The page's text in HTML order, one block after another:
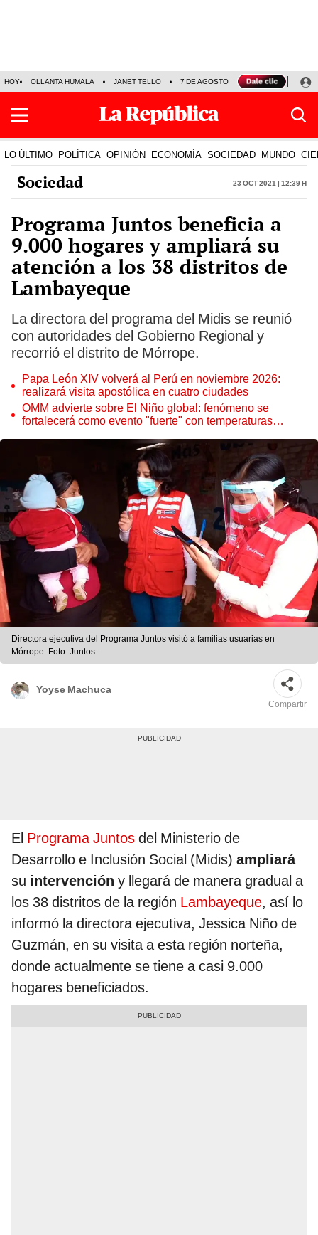
HOY OLLANTA HUMALA JANET TELLO 7 DE AGOSTO TINKA RESULTADOS
LO ÚLTIMO POLÍTICA OPINIÓN ECONOMÍA SOCIEDAD MUNDO
Sociedad 23 Oct 2021 | 12:39 h
Programa Juntos beneficia a
9.000 hogares y ampliará su
atención a los 38 distritos de
Lambayeque
La directora del programa del Midis se reunió
con autoridades del Gobierno Regional y
recorrió el distrito de Mórrope.
Papa León XIV volverá al Perú en noviembre 2026:
realizará visita apostólica en cuatro ciudades
OMM advierte sobre El Niño global: fenómeno se
fortalecerá como evento "fuerte" con temperaturas
Directora ejecutiva del Programa Juntos visitó a familias usuarias en
Mórrope. Foto: Juntos.
Yoyse Machuca
Compartir
El Programa Juntos del Ministerio de
Desarrollo e Inclusión Social (Midis) ampliará
su intervención y llegará de manera gradual a
los 38 distritos de la región Lambayeque, así lo
informó la directora ejecutiva, Jessica Niño de
Guzmán, en su visita a esta región norteña,
donde actualmente se tiene a casi 9.000
hogares beneficiados.